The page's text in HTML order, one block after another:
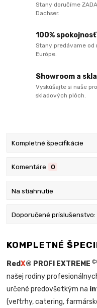
Stany doručíme
Dachser.
100% spokojnosť
Stany predávame od
Európe.
Showroom a
Vyskúšajte si naše
skladových plôch.
Kompletné špecifikácie
Komentáre 0
Na stiahnutie
Doporučené príslušenstvo:
KOMPLETNÉ
RedX® PROFI EXTREME
našej rodiny
určené predovšetkým na
(veľtrhy, catering,